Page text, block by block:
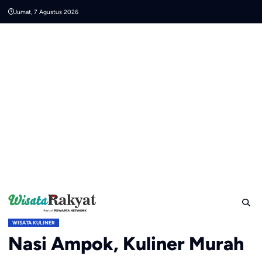
Jumat, 7 Agustus 2026
WISATA KULINER
Nasi Ampok, Kuliner Murah